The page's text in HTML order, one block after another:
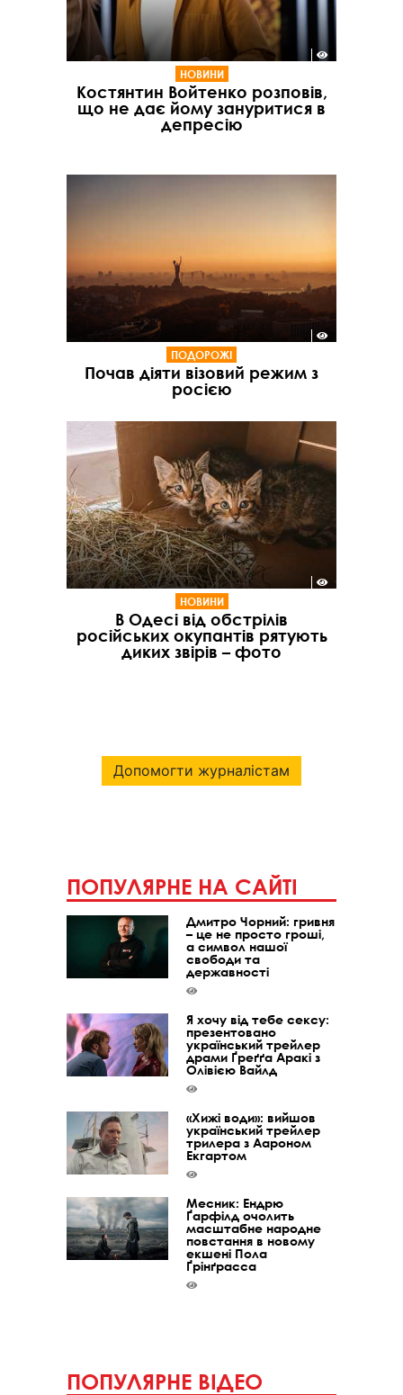
НОВИНИ
Костянтин Войтенко розповів,
що не дає йому зануритися в
депресію
ПОДОРОЖІ
Почав діяти візовий режим з
росією
НОВИНИ
В Одесі від обстрілів
російських окупантів рятують
диких звірів – фото
Допомогти журналістам
ПОПУЛЯРНЕ НА САЙТІ
Дмитро Чорний: гривня
– це не просто гроші,
а символ нашої
свободи та
державності
Я хочу від тебе сексу:
презентовано
український трейлер
драми Ґреґґа Аракі з
Олівією Вайлд
«Хижі води»: вийшов
український трейлер
трилера з Аароном
Екгартом
Месник: Ендрю
Ґарфілд очолить
масштабне народне
повстання в новому
екшені Пола
Ґрінґрасса
ПОПУЛЯРНЕ ВІДЕО